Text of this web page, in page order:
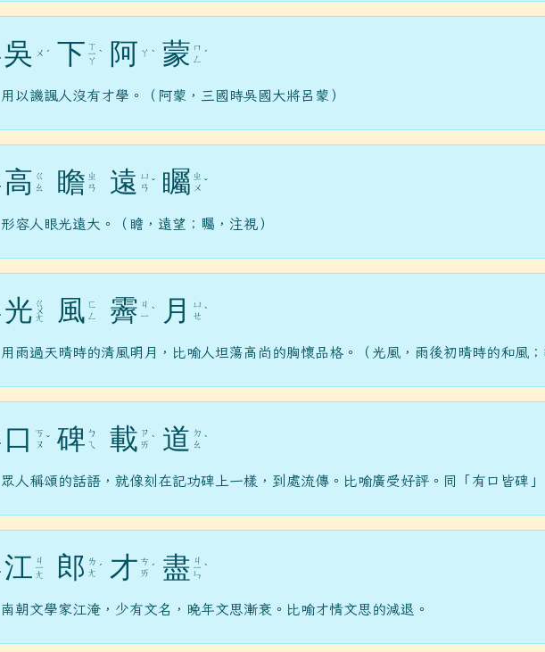
吳 ㄨ ˊ 下 ㄒ
ㄧ
ㄚ
ˋ 阿 ㄚ ˋ 蒙 ㄇ
ㄥ
ˊ
用以譏諷人沒有才學。（阿蒙，三國時吳國大將呂蒙）
高 ㄍ
ㄠ
瞻 ㄓ
ㄢ
遠 ㄩ
ㄢ ˇ 矚 ㄓ
ㄨ ˇ
形容人眼光遠大。（瞻，遠望；矚，注視）
光 ㄍ
ㄨ
ㄤ 風 ㄈ
ㄥ
霽 ㄐ
ㄧ ˋ 月
ㄩ
ㄝ ˋ
用雨過天晴時的清風明月，比喻人坦蕩高尚的胸懷品格。（光風，雨後初晴時的和風；
口
ㄎ
ㄡ ˇ 碑 ㄅ
ㄟ
載 ㄗ
ㄞ ˋ 道 ㄉ
ㄠ ˋ
眾人稱頌的話語，就像刻在記功碑上一樣，到處流傳。比喻廣受好評。同「有口皆碑」
江 ㄐ
ㄧ
ㄤ 郎 ㄌ
ㄤ ˊ 才 ㄘ
ㄞ ˊ 盡 ㄐ
ㄧ
ㄣ
ˋ
南朝文學家江淹，少有文名，晚年文思漸衰。比喻才情文思的減退。